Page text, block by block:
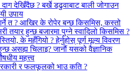
देखिँदैछ ? बर्खे डढुवाबाट बाली जोगाउन
उपाय
त ? आखिर के रोपेर बन्छ किसमिस, कस्तो
तयार हुन्छ बजारमा पुग्ने स्वादिलो किसमिस ?
के महँगियो ? हेर्नुहोस् पूर्ण मूल्य विवरण
असह्य चिलाइ? जानौं यसको वैज्ञानिक
महत्त्व
र फलफूलको भाउ कति ?